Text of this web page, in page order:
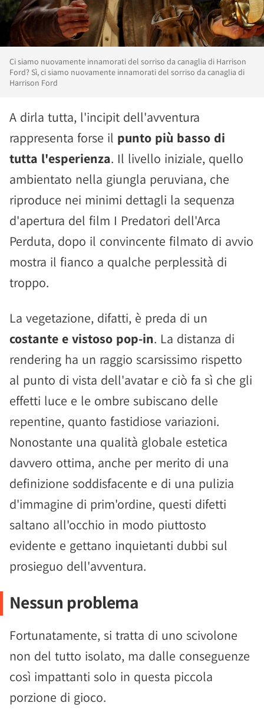
Ci siamo nuovamente innamorati del sorriso da canaglia di Harrison
Ford? Sì, ci siamo nuovamente innamorati del sorriso da canaglia di
Harrison Ford
A dirla tutta, l'incipit dell'avventura
rappresenta forse il punto più basso di
tutta l'esperienza. Il livello iniziale, quello
ambientato nella giungla peruviana, che
riproduce nei minimi dettagli la sequenza
d'apertura del film I Predatori dell'Arca
Perduta, dopo il convincente filmato di avvio
mostra il fianco a qualche perplessità di
troppo.
La vegetazione, difatti, è preda di un
costante e vistoso pop-in. La distanza di
rendering ha un raggio scarsissimo rispetto
al punto di vista dell'avatar e ciò fa sì che gli
effetti luce e le ombre subiscano delle
repentine, quanto fastidiose variazioni.
Nonostante una qualità globale estetica
davvero ottima, anche per merito di una
definizione soddisfacente e di una pulizia
d'immagine di prim'ordine, questi difetti
saltano all'occhio in modo piuttosto
evidente e gettano inquietanti dubbi sul
prosieguo dell'avventura.
Nessun problema
Fortunatamente, si tratta di uno scivolone
non del tutto isolato, ma dalle conseguenze
così impattanti solo in questa piccola
porzione di gioco.